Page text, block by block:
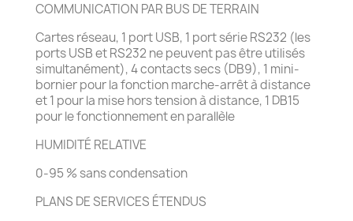
COMMUNICATION PAR BUS DE TERRAIN
Cartes réseau, 1 port USB, 1 port série RS232 (les
ports USB et RS232 ne peuvent pas être utilisés
simultanément), 4 contacts secs (DB9), 1 mini-
bornier pour la fonction marche-arrêt à distance
et 1 pour la mise hors tension à distance, 1 DB15
pour le fonctionnement en parallèle
HUMIDITÉ RELATIVE
0-95 % sans condensation
PLANS DE SERVICES ÉTENDUS